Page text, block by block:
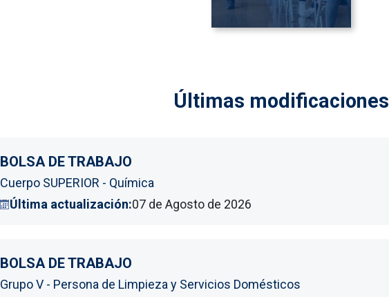
Últimas modificaciones
BOLSA DE TRABAJO
Cuerpo SUPERIOR - Química
Última actualización:07 de Agosto de 2026
BOLSA DE TRABAJO
Grupo V - Persona de Limpieza y Servicios Domésticos